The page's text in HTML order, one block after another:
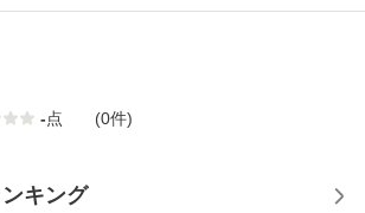
-点 (0件)
キング